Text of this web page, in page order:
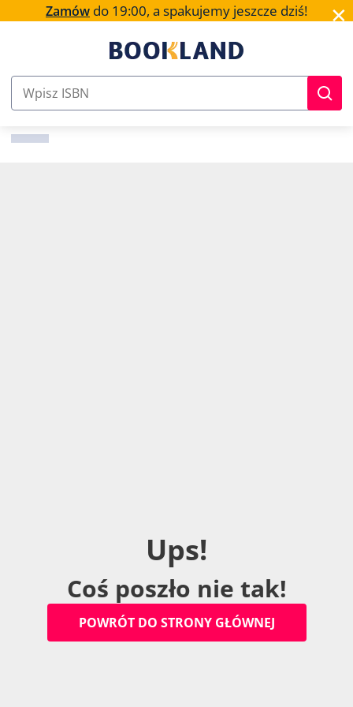
Zamów do 19:00, a spakujemy jeszcze dziś! ✕
Ups!
Coś poszło nie tak!
POWRÓT DO STRONY GŁÓWNEJ